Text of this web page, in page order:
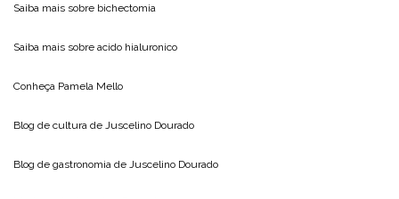
Saiba mais sobre bichectomia
Saiba mais sobre acido hialuronico
Conheça Pamela Mello
Blog de cultura de Juscelino Dourado
Blog de gastronomia de Juscelino Dourado